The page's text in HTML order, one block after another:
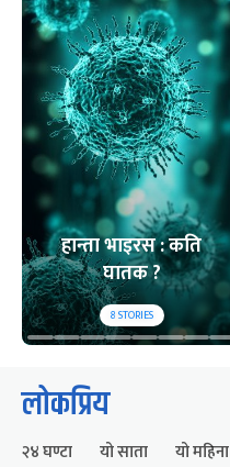
हान्ता भाइरस : कति
घातक ?
8STORIES
लोकप्रिय
२४ घण्टा यो साता यो महिना